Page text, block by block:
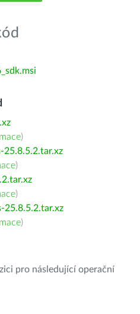
)
25.8.5.2.tar.xz
)
)
25.8.5.2.tar.xz
)
pro následující operační